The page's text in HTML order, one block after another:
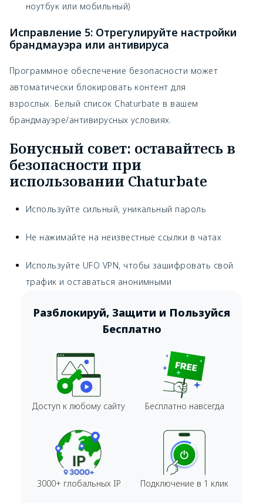
ноутбук или мобильный)
Исправление 5: Отрегулируйте настройки
брандмауэра или антивируса
Программное обеспечение безопасности может
автоматически блокировать контент для
взрослых. Белый список Chaturbate в вашем
брандмауэре/антивирусных условиях.
Бонусный совет: оставайтесь в
безопасности при
использовании Chaturbate
Используйте сильный, уникальный пароль
Не нажимайте на неизвестные ссылки в чатах
Используйте UFO VPN, чтобы зашифровать свой
трафик и оставаться анонимными
Разблокируй, Защити и Пользуйся
Бесплатно
Доступ к любому сайту Бесплатно навсегда
3000+ глобальных IP Подключение в 1 клик